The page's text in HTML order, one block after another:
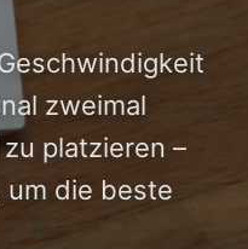
zweimal
platzieren –
die beste